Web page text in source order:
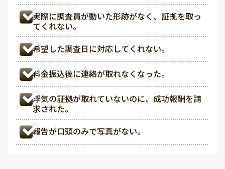
実際に調査員が動いた形跡がなく、証拠を取っ
てくれない。
希望した調査日に対応してくれない。
料金振込後に連絡が取れなくなった。
浮気の証拠が取れていないのに、成功報酬を請
求された。
報告が口頭のみで写真がない。